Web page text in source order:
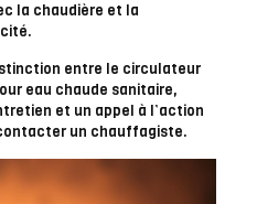
la chaudière et la
entre le circulateur
eau chaude sanitaire,
et un appel à l’action
un chauffagiste.